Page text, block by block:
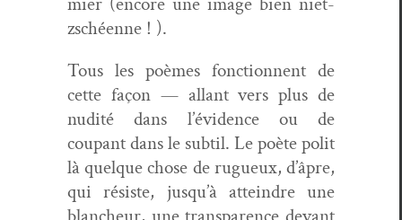
zschéenne ! ).
Tous les poèmes fonc­tion­nent de
cette façon — allant vers plus de
nudité dans l’év­i­dence ou de
coupant dans le sub­til. Le poète polit
là quelque chose de rugueux, d’âpre,
qui résiste, jusqu’à attein­dre une